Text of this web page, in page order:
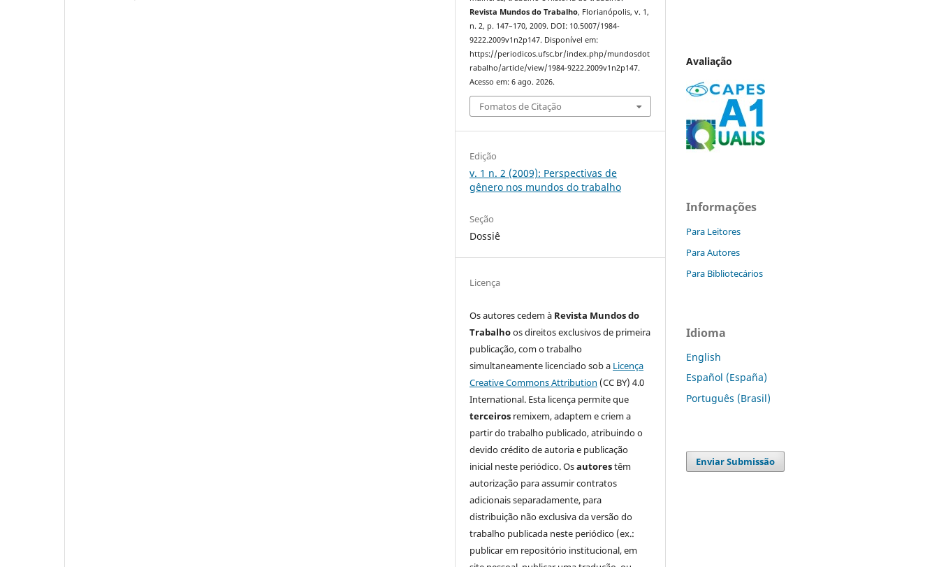
Revista Mundos do Trabalho, Florianópolis, v. 1,
n. 2, p. 147–170, 2009. DOI: 10.5007/1984-
9222.2009v1n2p147. Disponível em:
https://periodicos.ufsc.br/index.php/mundosdot
rabalho/article/view/1984-9222.2009v1n2p147.
Acesso em: 6 ago. 2026.
Fomatos de Citação
Edição
v. 1 n. 2 (2009): Perspectivas de
gênero nos mundos do trabalho
Seção
Dossiê
Licença
Os autores cedem à Revista Mundos do
Trabalhoos direitos exclusivos de primeira
publicação, com o trabalho
simultaneamente licenciado sob a Licença
Creative Commons Attribution (CC BY) 4.0
International. Esta licença permite que
terceiros remixem, adaptem e criem a
partir do trabalho publicado, atribuindo o
devido crédito de autoria e publicação
inicial neste periódico. Osautorestêm
autorização para assumir contratos
adicionais separadamente, para
distribuição não exclusiva da versão do
trabalho publicada neste periódico (ex.:
publicar em repositório institucional, em
Avaliação
Informações
Para Leitores
Para Autores
Para Bibliotecários
Idioma
English
Español (España)
Português (Brasil)
Enviar Submissão